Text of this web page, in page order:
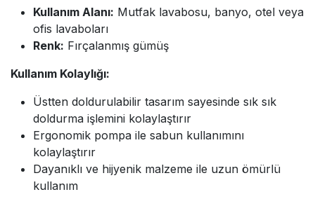
Kullanım Alanı: Mutfak lavabosu, banyo, otel veya
ofis lavaboları
Renk: Fırçalanmış gümüş
Kullanım Kolaylığı:
Üstten doldurulabilir tasarım sayesinde sık sık
doldurma işlemini kolaylaştırır
Ergonomik pompa ile sabun kullanımını
kolaylaştırır
Dayanıklı ve hijyenik malzeme ile uzun ömürlü
kullanım